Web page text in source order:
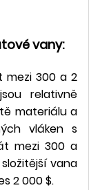
vany:
mezi 300 a 2
relativně
materiálu a
vláken s
mezi 300 a
vana
2 000 $.